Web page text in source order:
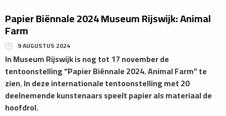
Papier Biënnale 2024 Museum Rijswijk: Animal
Farm
9 AUGUSTUS 2024
In Museum Rijswijk is nog tot 17 november de
tentoonstelling “Papier Biënnale 2024. Animal Farm” te
zien. In deze internationale tentoonstelling met 20
deelnemende kunstenaars speelt papier als materiaal de
hoofdrol.